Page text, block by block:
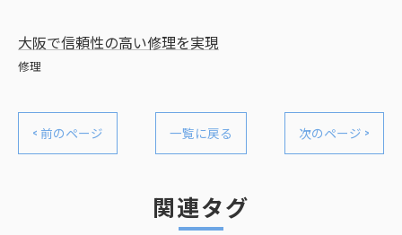
大阪で信頼性の高い修理を実現
修理
< 前のページ 一覧に戻る 次のページ >
関連タグ